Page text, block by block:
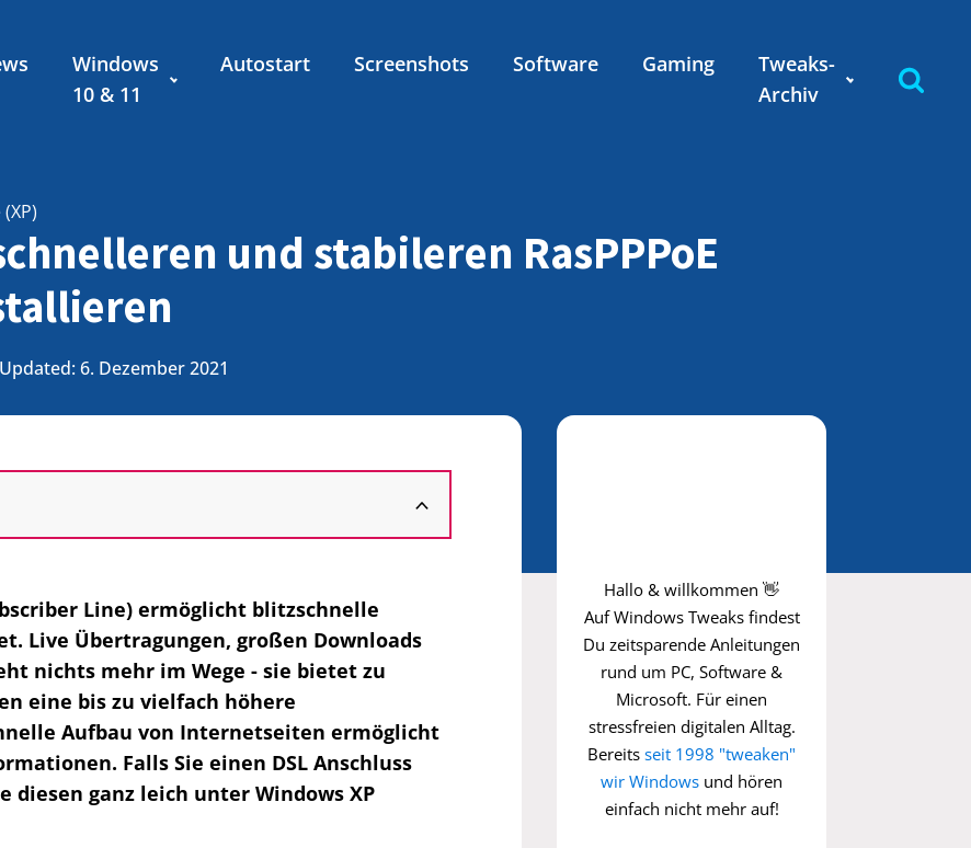
Windows
10 & 11
Autostart Screenshots Software Gaming
Tweaks-
Archiv
und stabileren RasPPPoE
Updated: 6. Dezember 2021
Line) ermöglicht blitzschnelle
Live Übertragungen, großen Downloads
nichts mehr im Wege - sie bietet zu
eine bis zu vielfach höhere
Aufbau von Internetseiten ermöglicht
Falls Sie einen DSL Anschluss
diesen ganz leich unter Windows XP
Hallo & willkommen 👋
Auf Windows Tweaks findest
Du zeitsparende Anleitungen
rund um PC, Software &
Microsoft. Für einen
stressfreien digitalen Alltag.
Bereits seit 1998 "tweaken"
wir Windows und hören
einfach nicht mehr auf!